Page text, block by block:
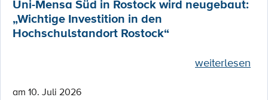
Uni-Mensa Süd in Rostock wird neugebaut:
„Wichtige Investition in den
Hochschulstandort Rostock“
weiterlesen
am 10. Juli 2026